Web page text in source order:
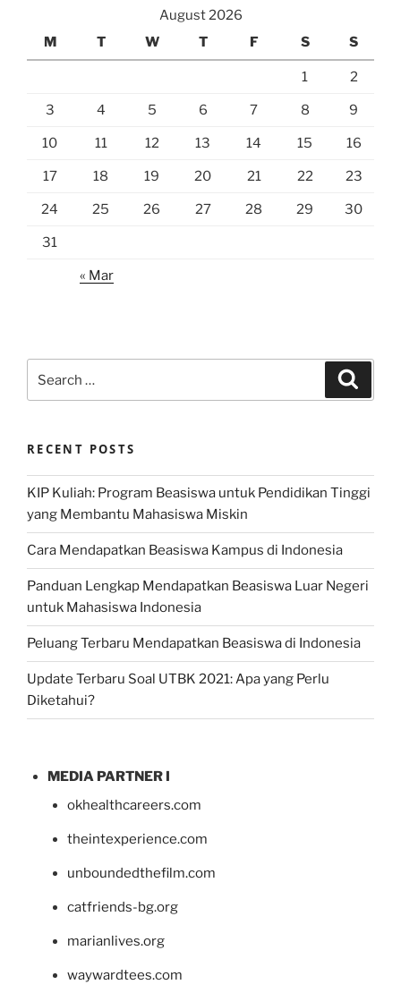
August 2026
M
T W T F S S
1 2
3 4 5 6 7 8 9
10 11 12 13 14 15 16
17 18 19 20 21 22 23
24 25 26 27 28 29 30
31
« Mar
for:
RECENT POSTS
KIP Kuliah: Program Beasiswa untuk Pendidikan Tinggi
yang Membantu Mahasiswa Miskin
Cara Mendapatkan Beasiswa Kampus di Indonesia
Panduan Lengkap Mendapatkan Beasiswa Luar Negeri
untuk Mahasiswa Indonesia
Peluang Terbaru Mendapatkan Beasiswa di Indonesia
Update Terbaru Soal UTBK 2021: Apa yang Perlu
Diketahui?
MEDIA PARTNER I
okhealthcareers.com
theintexperience.com
unboundedthefilm.com
catfriends-bg.org
marianlives.org
waywardtees.com